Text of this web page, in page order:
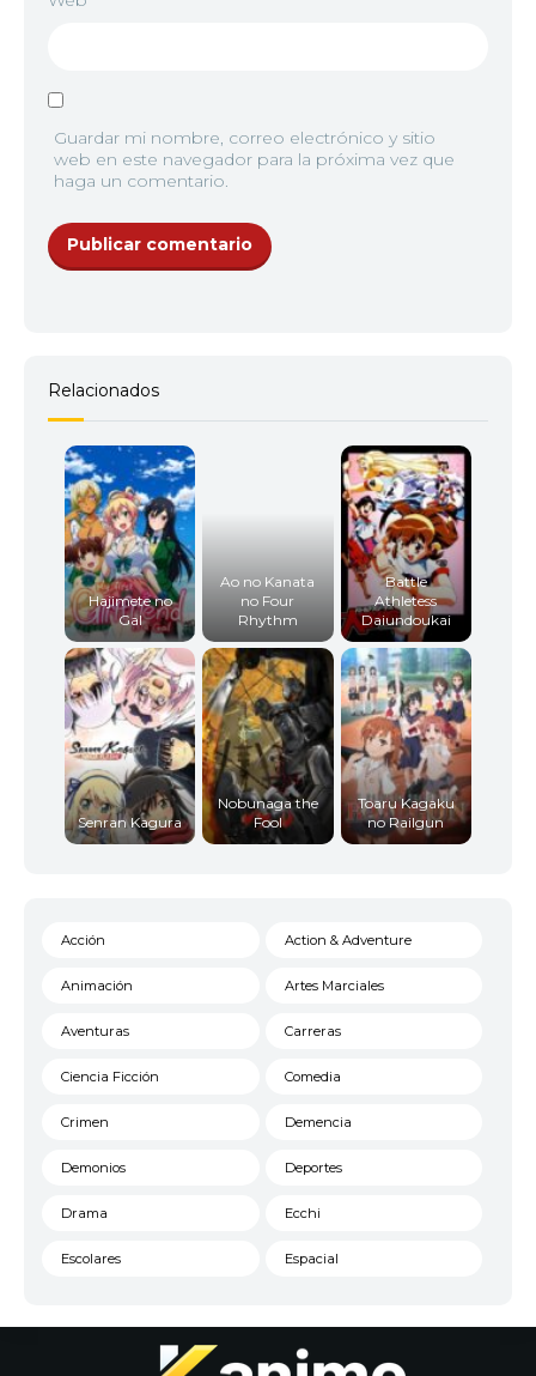
Guardar mi nombre, correo electrónico y sitio
web en este navegador para la próxima vez que
haga un comentario.
Relacionados
Hajimete no
Gal
Ao no Kanata
no Four
Rhythm
Battle
Athletess
Daiundoukai
Senran Kagura
Nobunaga the
Fool
Toaru Kagaku
no Railgun
Acción Action & Adventure
Animación Artes Marciales
Aventuras Carreras
Ciencia Ficción Comedia
Crimen Demencia
Demonios Deportes
Drama Ecchi
Escolares Espacial
Historico